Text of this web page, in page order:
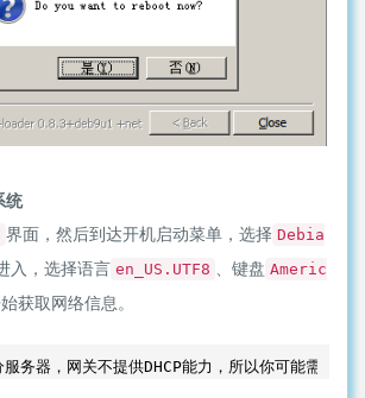
统
界面，然后到达开机启动菜单，选择 Debia
入，选择语言 en_US.UTF8 、键盘 Americ
获取网络信息。